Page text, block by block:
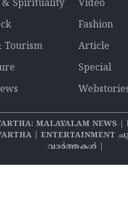
& Spirituality
Video
Fashion
Tourism
Article
Special
MALAYALAM NEWS |
| ENTERTAINMENT
വാര്‍ത്തകൾ |